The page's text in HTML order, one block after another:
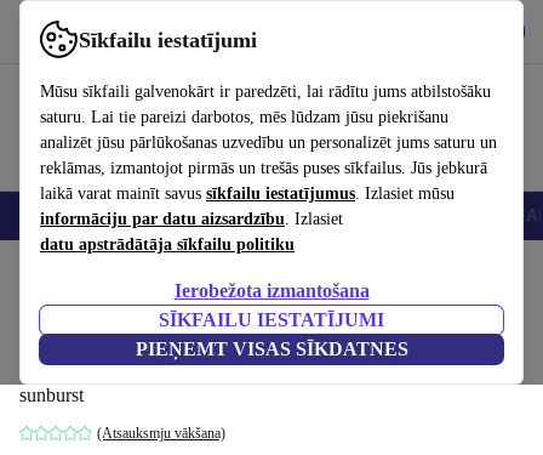
Sīkfailu iestatījumi
Mūsu sīkfaili galvenokārt ir paredzēti, lai rādītu jums atbilstošāku
saturu. Lai tie pareizi darbotos, mēs lūdzam jūsu piekrišanu
analizēt jūsu pārlūkošanas uzvedību un personalizēt jums saturu un
reklāmas, izmantojot pirmās un trešās puses sīkfailus. Jūs jebkurā
laikā varat mainīt savus sīkfailu iestatījumus. Izlasiet mūsu
informāciju par datu aizsardzību. Izlasiet
datu apstrādātāja sīkfailu politiku
Ierobežota izmantošana
SĪKFAILU IESTATĪJUMI
PIEŅEMT VISAS SĪKDATNES
Izmantojiet refurbed ātri un viegli
Viedtālruņi Portatīvie datori Planšetes Viedpulksteņi
Ovation Deacon 12-String 1975-1980 -
Sunburst
sunburst
(Atsauksmju vākšana)